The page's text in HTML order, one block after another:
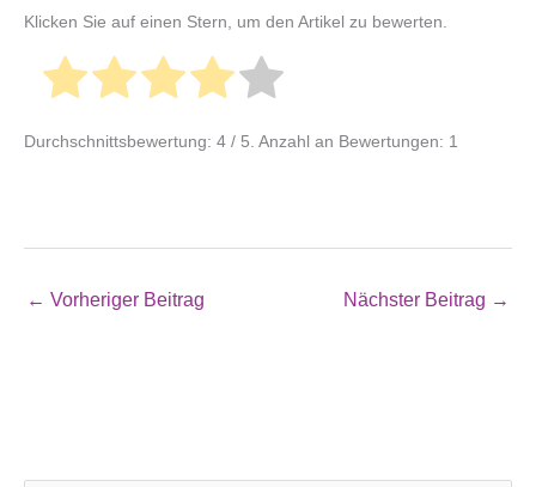
Klicken Sie auf einen Stern, um den Artikel zu bewerten.
Durchschnittsbewertung: 4 / 5. Anzahl an Bewertungen: 1
← Vorheriger Beitrag Nächster Beitrag →